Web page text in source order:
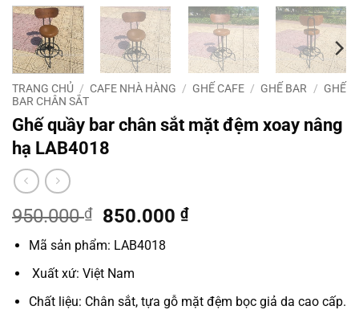
TRANG CHỦ / CAFE NHÀ HÀNG / GHẾ CAFE / GHẾ BAR / GHẾ
BAR CHÂN SẮT
Ghế quầy bar chân sắt mặt đệm xoay nâng
hạ LAB4018
950.000₫
Giá
gốc
là:
950.000 ₫.
850.000₫Giá
850.000 ₫.
Mã sản phẩm: LAB4018
Xuất xứ: Việt Nam
Chất liệu: Chân sắt, tựa gỗ mặt đệm bọc giả da cao cấp.